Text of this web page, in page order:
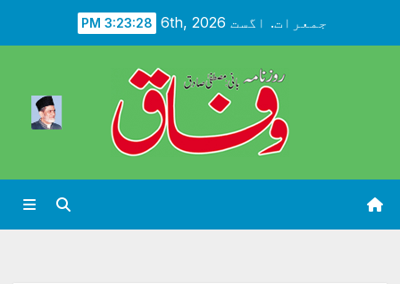
جمعرات. اگست 6th, 2026 3:23:30 PM